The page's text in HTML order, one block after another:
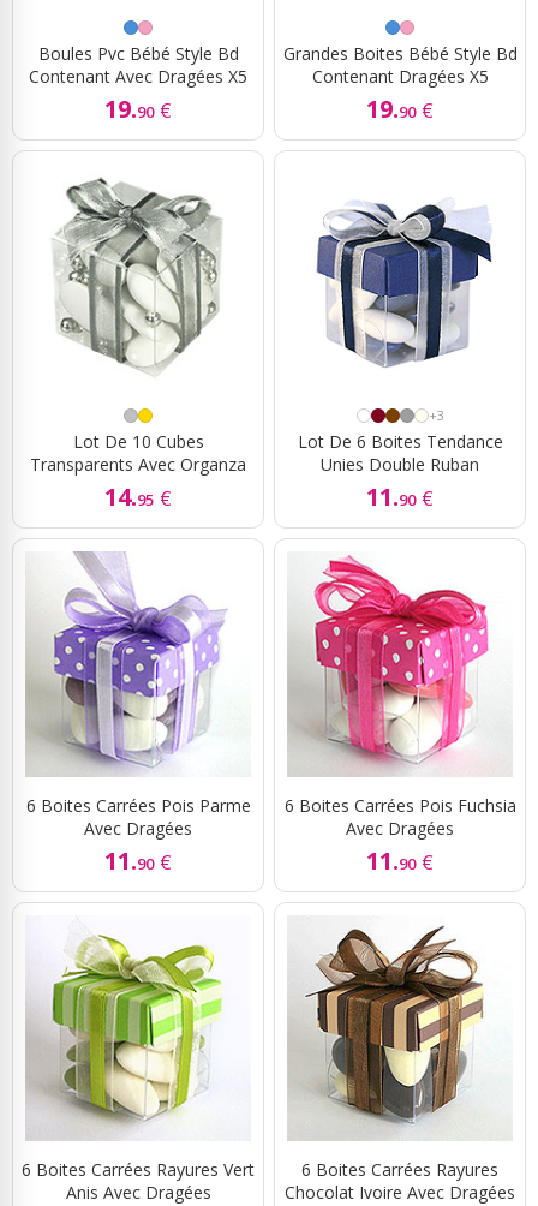
Boules Pvc Bébé Style Bd
Contenant Avec Dragées X5
19.90 €
Grandes Boites Bébé Style Bd
Contenant Dragées X5
19.90 €
Lot De 10 Cubes
Transparents Avec Organza
14.95 €
+3
Lot De 6 Boites Tendance
Unies Double Ruban
11.90 €
6 Boites Carrées Pois Parme
Avec Dragées
11.90 €
6 Boites Carrées Pois Fuchsia
Avec Dragées
11.90 €
6 Boites Carrées Rayures Vert
Anis Avec Dragées
6 Boites Carrées Rayures
Chocolat Ivoire Avec Dragées